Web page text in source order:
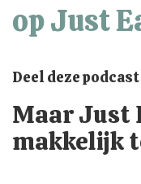
op Just
Deel deze podcast
Maar Just
makkelijk